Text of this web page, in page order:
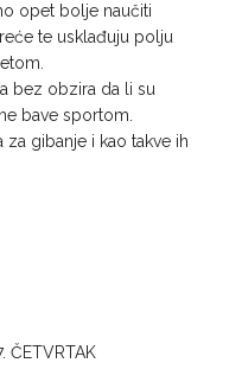
opet bolje naučiti
te usklađuju polju
bez obzira da li su
bave sportom.
za gibanje i kao takve ih
ČETVRTAK